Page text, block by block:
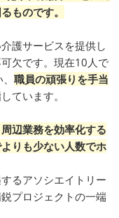
ものです。
護サービスを提供し
欠です。現在10人で
職員の頑張りを手当
ています。
辺業務を効率化する
りも少ない人数でホ
るアソシエイトリー
プロジェクトの一端